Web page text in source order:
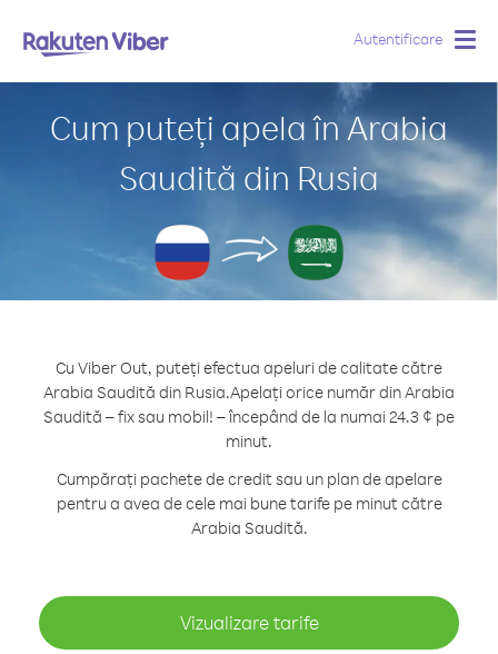
Autentificare
Cum puteți apela în Arabia
Saudită din Rusia
Cu Viber Out, puteți efectua apeluri de calitate către
Arabia Saudită din Rusia.Apelați orice număr din Arabia
Saudită – fix sau mobil! – începând de la numai 24.3 ¢ pe
minut.
Cumpărați pachete de credit sau un plan de apelare
pentru a avea de cele mai bune tarife pe minut către
Arabia Saudită.
Vizualizare tarife